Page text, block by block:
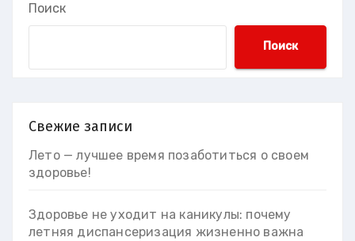
Поиск
Поиск
Свежие записи
Лето — лучшее время позаботиться о своем
здоровье!
Здоровье не уходит на каникулы: почему
летняя диспансеризация жизненно важна